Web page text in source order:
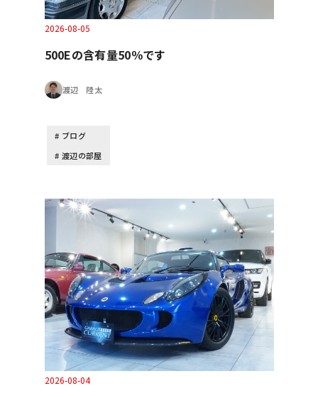
2026-08-05
500Eの含有量50％です
渡辺 陸太
ブログ
渡辺の部屋
2026-08-04